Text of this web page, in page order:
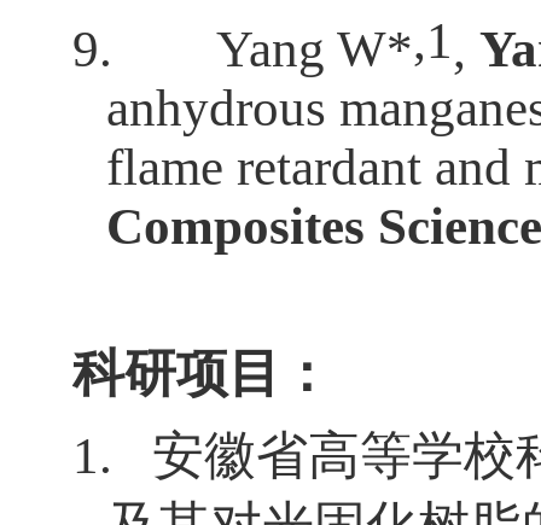
9.
Yang W*,1,
anhydrous
flame retardant and
Composites
科研项目：
1.
安徽省高等学校